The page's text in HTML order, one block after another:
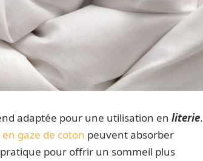
adaptée pour une utilisation en literie.
gaze de coton peuvent absorber
pour offrir un sommeil plus